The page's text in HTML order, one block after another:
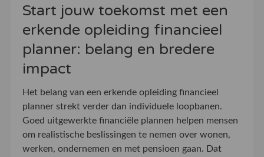
Start jouw toekomst met een
erkende opleiding financieel
planner: belang en bredere
impact
Het belang van een erkende opleiding financieel
planner strekt verder dan individuele loopbanen.
Goed uitgewerkte financiële plannen helpen mensen
om realistische beslissingen te nemen over wonen,
werken, ondernemen en met pensioen gaan. Dat